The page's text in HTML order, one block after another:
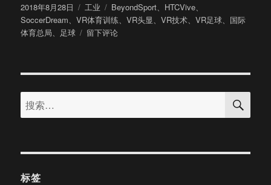
发
布
于
2018年8月28日
分
类
工业
标
签
BeyondSport、 HTCVive、
SoccerDream、VR体育训练、VR头显、VR技术、VR足球、 国际
体育总局、 足球
于
训
新
择：
留下评论
搜
索：
搜
标签